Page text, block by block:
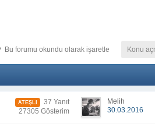
Konu
Bu forumu okundu olarak işaretle
ATEŞLI
37 Yanıt
27305 Gösterim
Melih
30.03.2016